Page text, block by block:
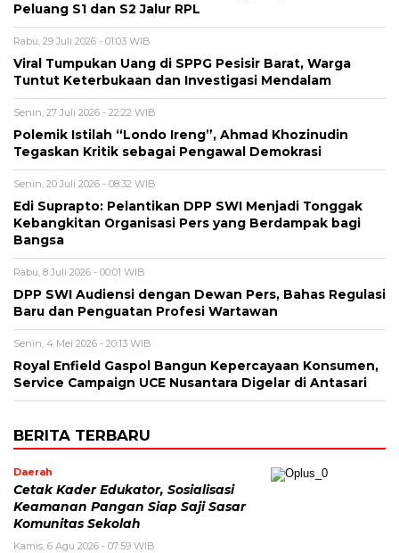
Peluang S1 dan S2 Jalur RPL
Rabu, 29 Juli 2026 - 01:03 WIB
Viral Tumpukan Uang di SPPG Pesisir Barat, Warga
Tuntut Keterbukaan dan Investigasi Mendalam
Senin, 27 Juli 2026 - 22:22 WIB
Polemik Istilah “Londo Ireng”, Ahmad Khozinudin
Tegaskan Kritik sebagai Pengawal Demokrasi
Senin, 20 Juli 2026 - 08:32 WIB
Edi Suprapto: Pelantikan DPP SWI Menjadi Tonggak
Kebangkitan Organisasi Pers yang Berdampak bagi
Bangsa
Rabu, 8 Juli 2026 - 00:01 WIB
DPP SWI Audiensi dengan Dewan Pers, Bahas Regulasi
Baru dan Penguatan Profesi Wartawan
Senin, 4 Mei 2026 - 20:13 WIB
Royal Enfield Gaspol Bangun Kepercayaan Konsumen,
Service Campaign UCE Nusantara Digelar di Antasari
BERITA TERBARU
Daerah
Cetak Kader Edukator, Sosialisasi
Keamanan Pangan Siap Saji Sasar
Komunitas Sekolah
Kamis, 6 Agu 2026 - 07:59 WIB